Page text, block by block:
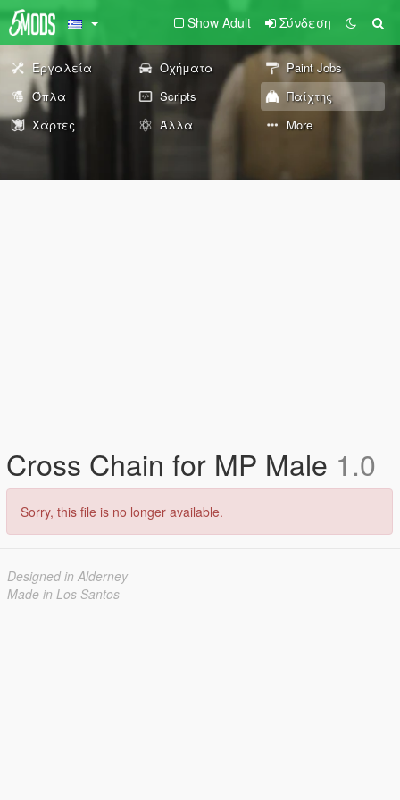
Show Adult Σύνδεση
Εργαλεία Οχήματα
Paint Jobs
Όπλα
Scripts
Παίχτης
Χάρτες
Άλλα More
Cross Chain for MP Male 1.0
Sorry, this file is no longer available.
Designed in Alderney
Made in Los Santos